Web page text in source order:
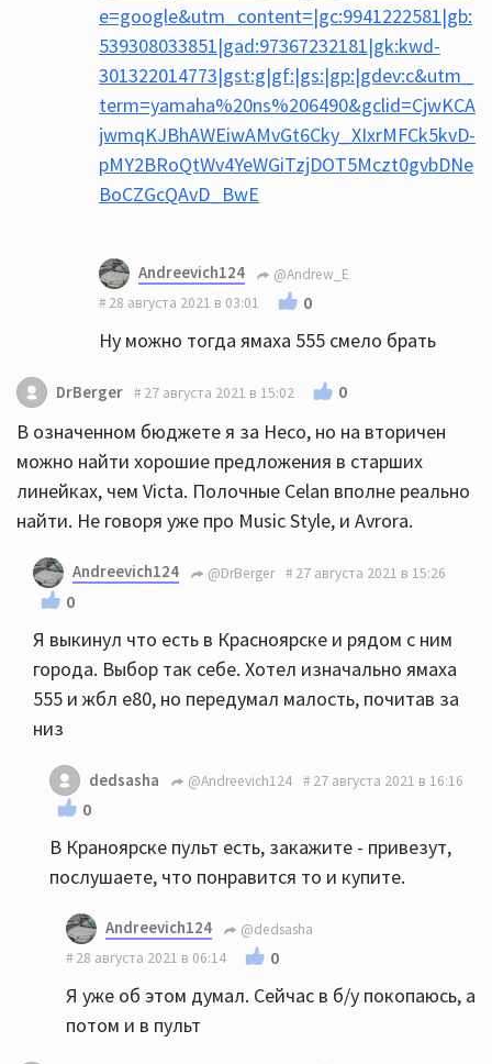
e=google&utm_content=|gc:9941222581|gb:
539308033851|gad:97367232181|gk:kwd-
301322014773|gst:g|gf:|gs:|gp:|gdev:c&utm_
term=yamaha%20ns%206490&gclid=CjwKCA
jwmqKJBhAWEiwAMvGt6Cky_XIxrMFCk5kvD-
pMY2BRoQtWv4YeWGiTzjDOT5Mczt0gvbDNe
BoCZGcQAvD_BwE
Andreevich124
@Andrew_E
28 августа 2021 в 03:01
0
Ну можно тогда ямаха 555 смело брать
DrBerger 27 августа 2021 в 15:02 0
В означенном бюджете я за Heco, но на вторичен
можно найти хорошие предложения в старших
линейках, чем Victa. Полочные Celan вполне реально
найти. Не говоря уже про Music Style, и Avrora.
Andreevich124 @DrBerger 27 августа 2021 в 15:26
0
Я выкинул что есть в Красноярске и рядом с ним
города. Выбор так себе. Хотел изначально ямаха
555 и жбл е80, но передумал малость, почитав за
низ
dedsasha @Andreevich124 27 августа 2021 в 16:16
0
В Краноярске пульт есть, закажите - привезут,
послушаете, что понравится то и купите.
Andreevich124
@dedsasha
28 августа 2021 в 06:14
0
Я уже об этом думал. Сейчас в б/у покопаюсь, а
потом и в пульт